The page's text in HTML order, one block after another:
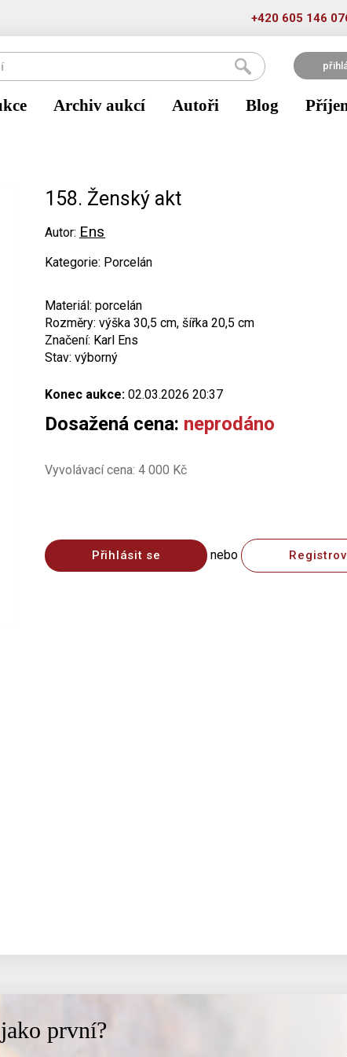
+420 605 146
Archiv aukcí Autoři Blog
158. Ženský akt
Autor: Ens
Kategorie: Porcelán
Materiál: porcelán
Rozměry: výška 30,5 cm, šířka 20,5 cm
Značení: Karl Ens
Stav: výborný
Konec aukce: 02.03.2026 20:37
Dosažená cena: neprodáno
Vyvolávací cena: 4 000 Kč
Přihlásit se nebo
první?